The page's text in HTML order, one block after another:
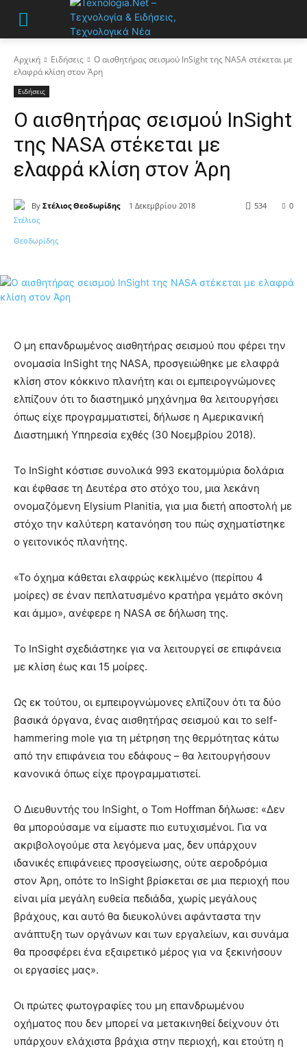
Αρχική Ειδήσεις
Ο αισθητήρας σεισμού InSight της NASA στέκεται με
ελαφρά κλίση στον Άρη
Ειδήσεις
Ο αισθητήρας σεισμού InSight
της NASA στέκεται με
ελαφρά κλίση στον Άρη
By Στέλιος Θεοδωρίδης 1 Δεκεμβρίου 2018 0
534
Ο μη επανδρωμένος αισθητήρας σεισμού που φέρει την
ονομασία InSight της NASA, προσγειώθηκε με ελαφρά
κλίση στον κόκκινο πλανήτη και οι εμπειρογνώμονες
ελπίζουν ότι το διαστημικό μηχάνημα θα λειτουργήσει
όπως είχε προγραμματιστεί, δήλωσε η Αμερικανική
Διαστημική Υπηρεσία εχθές (30 Νοεμβρίου 2018).
Το InSight κόστισε συνολικά 993 εκατομμύρια δολάρια
και έφθασε τη Δευτέρα στο στόχο του, μια λεκάνη
ονομαζόμενη Elysium Planitia, για μια διετή αποστολή με
στόχο την καλύτερη κατανόηση του πώς σχηματίστηκε
ο γειτονικός πλανήτης.
«Το όχημα κάθεται ελαφρώς κεκλιμένο (περίπου 4
μοίρες) σε έναν πεπλατυσμένο κρατήρα γεμάτο σκόνη
και άμμο», ανέφερε η NASA σε δήλωση της.
Το InSight σχεδιάστηκε για να λειτουργεί σε επιφάνεια
με κλίση έως και 15 μοίρες.
Ως εκ τούτου, οι εμπειρογνώμονες ελπίζουν ότι τα δύο
βασικά όργανα, ένας αισθητήρας σεισμού και το self-
hammering mole για τη μέτρηση της θερμότητας κάτω
από την επιφάνεια του εδάφους – θα λειτουργήσουν
κανονικά όπως είχε προγραμματιστεί.
Ο Διευθυντής του InSight, ο Tom Hoffman δήλωσε: «Δεν
θα μπορούσαμε να είμαστε πιο ευτυχισμένοι. Για να
ακριβολογούμε στα λεγόμενα μας, δεν υπάρχουν
ιδανικές επιφάνειες προσγείωσης, ούτε αεροδρόμια
στον Άρη, οπότε το InSight βρίσκεται σε μια περιοχή που
είναι μία μεγάλη ευθεία πεδιάδα, χωρίς μεγάλους
βράχους, και αυτό θα διευκολύνει αφάνταστα την
ανάπτυξη των οργάνων και των εργαλείων, και συνάμα
θα προσφέρει ένα εξαιρετικό μέρος για να ξεκινήσουν
οι εργασίες μας».
Οι πρώτες φωτογραφίες του μη επανδρωμένου
οχήματος που δεν μπορεί να μετακινηθεί δείχνουν ότι
υπάρχουν ελάχιστα βράχια στην περιοχή, και ετούτη η